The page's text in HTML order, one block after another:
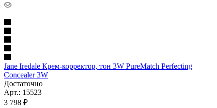
Jane Iredale Крем-корректор, тон 3W PureMatch Perfecting
Concealer 3W
Достаточно
Арт.: 15523
3 798 ₽